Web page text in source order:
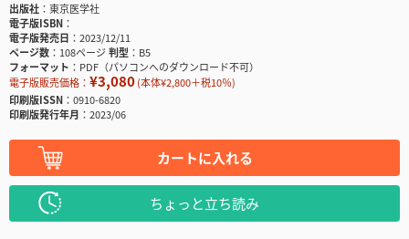
出版社
東京医学社
電子版ISBN
電子版発売日
2023/12/11
ページ数
108ページ判型
B5
フォーマット
PDF（パソコンへのダウンロード不可）
電子版販売価格： ¥3,080(本体¥2,800＋税10％)
印刷版ISSN
0910-6820
印刷版発行年月
2023/06
カートに入れる
ちょっと立ち読み